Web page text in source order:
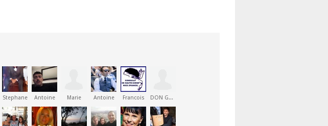
Stephane Antoine Marie Antoine Francois DON GHJACUMU